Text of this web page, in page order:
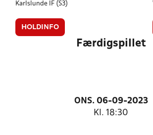
Karlslunde IF (S3)
HOLDINFO
Færdigspillet
ONS. 06-09-2023
Kl. 18:30